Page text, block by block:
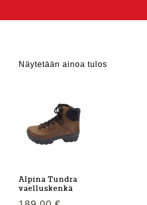
Näytetään ainoa tulos
Alpina Tundra
vaelluskenkä